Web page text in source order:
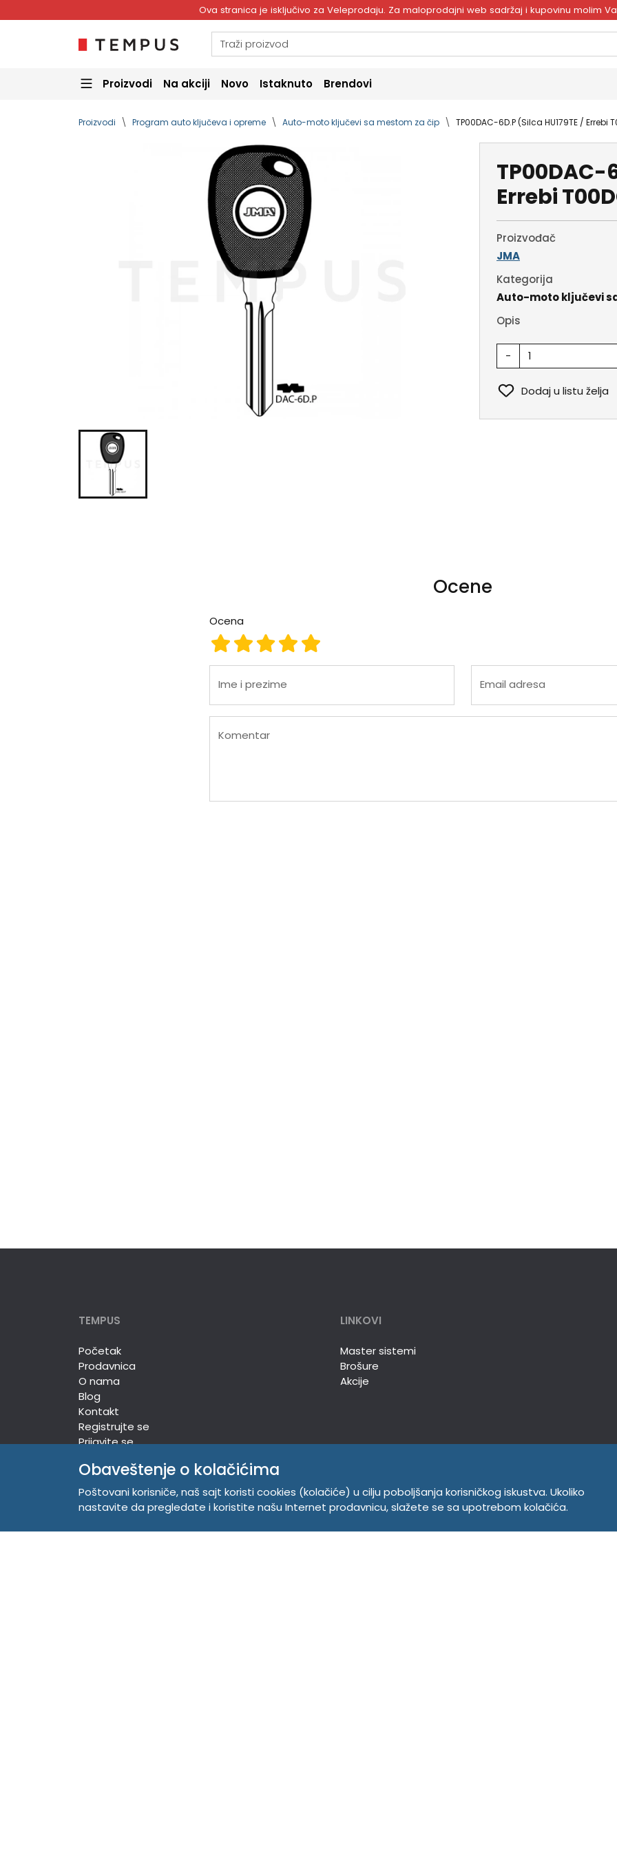
Ova stranica je isključivo za Veleprodaju. Za maloprodajni web sadržaj i kupovinu molim
Proizvodi Na akciji Novo Istaknuto Brendovi
Proizvodi Program auto ključeva i opreme Auto-moto ključevi sa mestom za čip TP00DAC-6D.P (Silca HU179TE / Errebi
TP00DAC-
Errebi
Proizvođač
JMA
Kategorija
Auto-moto ključevi
Opis
-
Dodaj u listu želja
Ocene
Ocena
Ocena 5
Ocena 4
Ocena 3
Ocena 2
Ocena 1
Ime i prezime Email adresa
Komentar
TEMPUS
Početak
Prodavnica
O nama
Blog
Kontakt
Registrujte se
Prijavite se
LINKOVI
Master sistemi
Brošure
Akcije
TEMPUS DOO
Trg Komenskog 2, 21000
INFORMACIJE
Politika o kolačićima
Obaveštenje o kolačićima
Poštovani korisniče, naš sajt koristi cookies (kolačiće) u cilju poboljšanja korisničkog iskustva. Ukoliko
nastavite da pregledate i koristite našu Internet prodavnicu, slažete se sa upotrebom kolačića.